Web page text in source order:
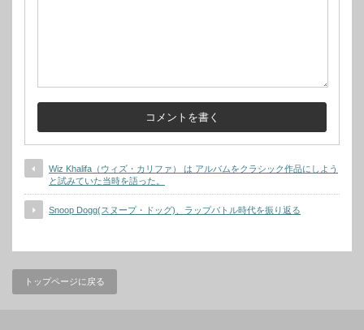
Wiz Khalifa（ウィズ・カリファ） は アルバムをクラシック作品にしよう
と試みていた当時を語った。
Snoop Dogg(スヌープ・ドッグ)、ラップバトル時代を振り返る
トップページに戻る